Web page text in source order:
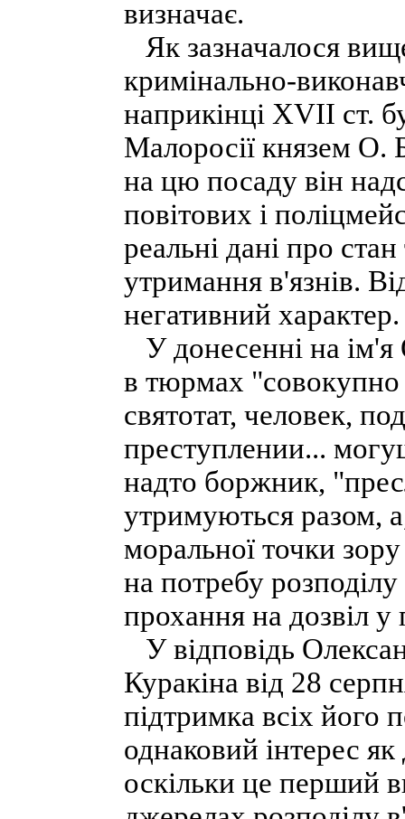
визначає.
Як зазначалося
кримінально-
наприкінці XVII ст.
Малоросії князем О.
на цю посаду він
повітових і
реальні дані про
утримання в'язнів.
негативний характер.
У донесенні на ім'я
в тюрмах "совокупно
святотат, человек,
преступлении...
надто боржник,
утримуються разом,
моральної точки
на потребу
прохання на дозвіл
У відповідь
Куракіна від 28
підтримка всіх його
однаковий інтерес як
оскільки це перший